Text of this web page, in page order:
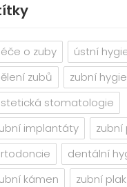
o zuby
ústní
zubů
zubní
stomatologie
implantáty
zubní
dentální
kámen
zubní plak